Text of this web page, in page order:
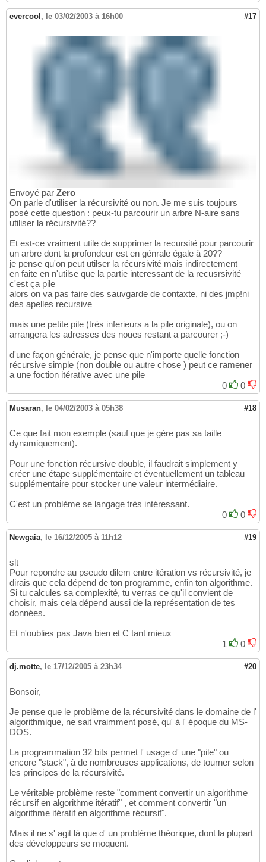
evercool , le 03/02/2003 à 16h00 #17
Envoyé par Zero
On parle d'utiliser la récursivité ou non. Je me suis toujours
posé cette question : peux-tu parcourir un arbre N-aire sans
utiliser la récursivité??
Et est-ce vraiment utile de supprimer la recursité pour parcourir
un arbre dont la profondeur est en génrale égale à 20??
je pense qu'on peut utilser la récursivité mais indirectement
en faite en n'utilse que la partie interessant de la recusrsivité
c'est ça pile
alors on va pas faire des sauvgarde de contaxte, ni des jmp!ni
des apelles recursive
mais une petite pile (très inferieurs a la pile originale), ou on
arrangera les adresses des noues restant a parcourer ;-)
d'une façon générale, je pense que n'importe quelle fonction
récursive simple (non double ou autre chose ) peut ce ramener
a une foction itérative avec une pile
0
0
Musaran, le 04/02/2003 à 05h38 #18
Ce que fait mon exemple (sauf que je gère pas sa taille
dynamiquement).
Pour une fonction récursive double, il faudrait simplement y
créer une étape supplémentaire et éventuellement un tableau
supplémentaire pour stocker une valeur intermédiaire.
C'est un problème se langage très intéressant.
0
0
Newgaia, le 16/12/2005 à 11h12 #19
slt
Pour repondre au pseudo dilem entre itération vs récursivité, je
dirais que cela dépend de ton programme, enfin ton algorithme.
Si tu calcules sa complexité, tu verras ce qu'il convient de
choisir, mais cela dépend aussi de la représentation de tes
données.
Et n'oublies pas Java bien et C tant mieux
1
0
dj.motte, le 17/12/2005 à 23h34 #20
Bonsoir,
Je pense que le problème de la récursivité dans le domaine de l'
algorithmique, ne sait vraimment posé, qu' à l' époque du MS-
DOS.
La programmation 32 bits permet l' usage d' une "pile" ou
encore "stack", à de nombreuses applications, de tourner selon
les principes de la récursivité.
Le véritable problème reste "comment convertir un algorithme
récursif en algorithme itératif" , et comment convertir "un
algorithme itératif en algorithme récursif".
Mais il ne s' agit là que d' un problème théorique, dont la plupart
des développeurs se moquent.